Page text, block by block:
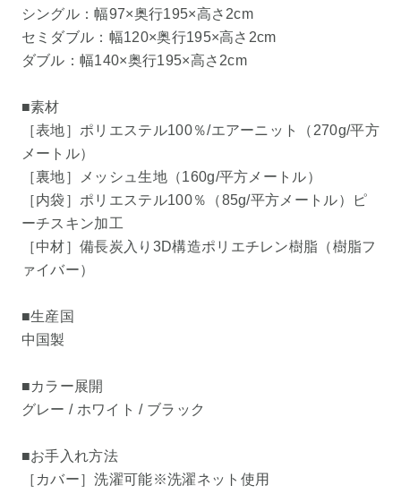
シングル：幅97×奥行195×高さ2cm
セミダブル：幅120×奥行195×高さ2cm
ダブル：幅140×奥行195×高さ2cm
■素材
［表地］ポリエステル100％/エアーニット（270g/平方
メートル）
［裏地］メッシュ生地（160g/平方メートル）
［内袋］ポリエステル100％（85g/平方メートル）ピ
ーチスキン加工
［中材］備長炭入り3D構造ポリエチレン樹脂（樹脂フ
ァイバー）
■生産国
中国製
■カラー展開
グレー / ホワイト / ブラック
■お手入れ方法
［カバー］洗濯可能※洗濯ネット使用